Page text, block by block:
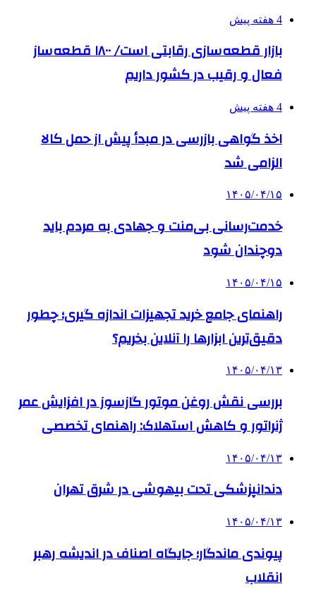
4 هفته پیش
بازار قطعه‌سازی رقابتی است/ ۱۸۰۰ قطعه‌ساز
فعال و رقیب در کشور داریم
4 هفته پیش
اخذ گواهی بازرسی در مبدأ پیش از حمل کالا
الزامی شد
۱۴۰۵/۰۴/۱۵
خدمت‌رسانی بی‌منت و جهادی به مردم باید
دوچندان شود
۱۴۰۵/۰۴/۱۵
راهنمای جامع خرید تجهیزات اندازه گیری؛ چطور
دقیق‌ترین ابزارها را آنلاین بخریم؟
۱۴۰۵/۰۴/۱۳
بررسی نقش روغن موتور گازسوز در افزایش عمر
ژنراتور و کاهش استهلاک: راهنمای تخصصی
۱۴۰۵/۰۴/۱۳
دندانپزشکی تحت بیهوشی در شرق تهران
۱۴۰۵/۰۴/۱۳
پیوندی ماندگار؛ جایگاه اصناف در اندیشه رهبر
انقلاب